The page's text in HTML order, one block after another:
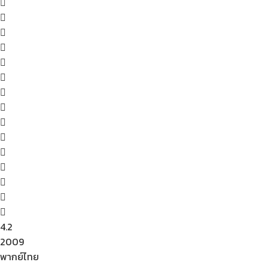
4.2
2009
พากย์ไทย